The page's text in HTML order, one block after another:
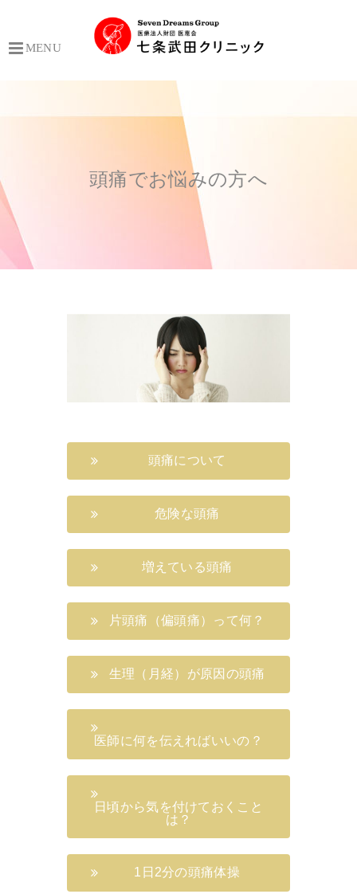
MENU
頭痛でお悩みの方へ
頭痛について
危険な頭痛
増えている頭痛
片頭痛（偏頭痛）って何？
生理（月経）が原因の頭痛
医師に何を伝えればいいの？
日頃から気を付けておくこと
は？
1日2分の頭痛体操